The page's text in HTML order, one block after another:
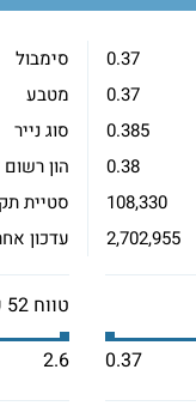
0.37
0.37
0.385
0.38
108,330
2,702,955
סימבול
מטבע
סוג נייר
הון
סטיית
עדכון
0.37
טווח 52 שבועות
2.6